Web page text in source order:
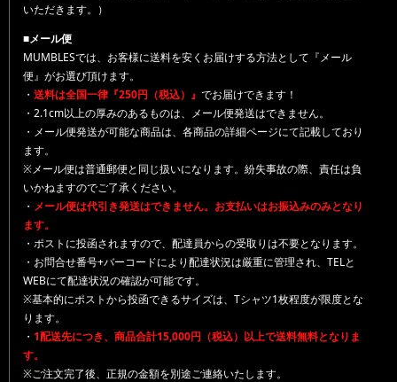
いただきます。）
■メール便
MUMBLESでは、お客様に送料を安くお届けする方法として『メール
便』がお選び頂けます。
・ 送料は全国一律『250円（税込）』 でお届けできます！
・2.1cm以上の厚みのあるものは、メール便発送はできません。
・メール便発送が可能な商品は、各商品の詳細ページにて記載しており
ます。
※メール便は普通郵便と同じ扱いになります。紛失事故の際、責任は負
いかねますのでご了承ください。
・ メール便は代引き発送はできません。お支払いはお振込みのみとなり
ます。
・ポストに投函されますので、配達員からの受取りは不要となります。
・お問合せ番号+バーコードにより配達状況は厳重に管理され、TELと
WEBにて配達状況の確認が可能です。
※基本的にポストから投函できるサイズは、Tシャツ1枚程度が限度とな
ります。
・ 1配送先につき、商品合計15,000円（税込）以上で送料無料となりま
す。
※ご注文完了後、正規の金額を別途ご連絡いたします。